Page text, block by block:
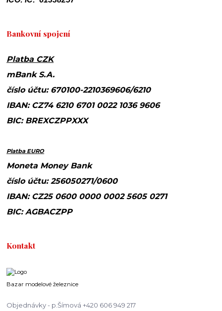
Bankovní spojení
Platba CZK
mBank S.A.
číslo účtu: 670100-2210369606/6210
IBAN: CZ74 6210 6701 0022 1036 9606
BIC: BREXCZPPXXX
Platba EURO
Moneta Money Bank
číslo účtu: 256050271/0600
IBAN: CZ25 0600 0000 0002 5605 0271
BIC: AGBACZPP
Kontakt
Bazar modelové železnice
Objednávky - p.Šímová +420 606 949 217